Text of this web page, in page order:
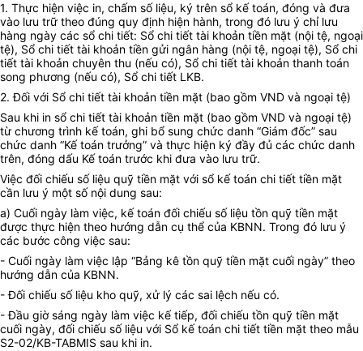
1. Thực hiện việc in, chấm số liệu, ký trên sổ kế toán, đóng và đưa
vào lưu trữ theo đúng quy định hiện hành, trong đó lưu ý chỉ lưu
hàng ngày các sổ chi tiết: Sổ chi tiết tài khoản tiền mặt (nội tệ, ngoại
tệ), Sổ chi tiết tài khoản tiền gửi ngân hàng (nội tệ, ngoại tệ), Sổ chi
tiết tài khoản chuyên thu (nếu có), Sổ chi tiết tài khoản thanh toán
song phương (nếu có), Sổ chi tiết LKB.
2. Đối với Sổ chi tiết tài khoản tiền mặt (bao gồm VND và ngoại tệ)
Sau khi in sổ chi tiết tài khoản tiền mặt (bao gồm VND và ngoại tệ)
từ chương trình kế toán, ghi bổ sung chức danh “Giám đốc” sau
chức danh “Kế toán trưởng” và thực hiện ký đầy đủ các chức danh
trên, đóng dấu Kế toán trước khi đưa vào lưu trữ.
Việc đối chiếu số liệu quỹ tiền mặt với sổ kế toán chi tiết tiền mặt
cần lưu ý một số nội dung sau:
a) Cuối ngày làm việc, kế toán đối chiếu số liệu tồn quỹ tiền mặt
được thực hiện theo hướng dẫn cụ thể của KBNN. Trong đó lưu ý
các bước công việc sau:
- Cuối ngày làm việc lập “Bảng kê tồn quỹ tiền mặt cuối ngày” theo
hướng dẫn của KBNN.
- Đối chiếu số liệu kho quỹ, xử lý các sai lệch nếu có.
- Đầu giờ sáng ngày làm việc kế tiếp, đối chiếu tồn quỹ tiền mặt
cuối ngày, đối chiếu số liệu với Sổ kế toán chi tiết tiền mặt theo mẫu
S2-02/KB-TABMIS sau khi in.